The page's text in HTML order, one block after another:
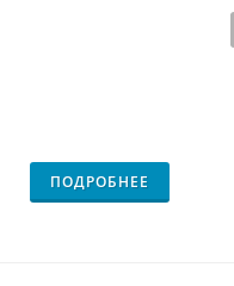
ПОДРОБНЕЕ